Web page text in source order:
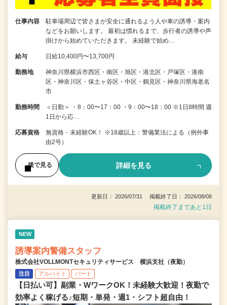
仕事内容
駐車場周辺で皆さまが安全に通れるよう人や車の誘導・案内
などをお願いします。 最初は慣れるまで、歩行者の誘導や声
掛けから始めていただきます。 未経験で始め…
給与 日給10,400円〜13,700円
勤務地
神奈川県横浜市西区・南区・旭区・港北区・戸塚区・港南
区・神奈川区・保土ヶ谷区・中区・鶴見区・神奈川県海老名
市
勤務時間
＜日勤＞ ・8：00〜17：00 ・9：00〜18：00 ※1日8時間 週
1日から応…
応募資格
無資格・未経験OK！ ※18歳以上：警備業法による（例外事
由2号）
後で見る 詳細を見る
更新日： 2026/07/31 掲載終了日： 2026/08/08
掲載終了まであと1日
NEW
誘導案内警備スタッフ
株式会社VOLLMONTセキュリティサービス 横浜支社（夜勤）
注目 アルバイト パート
【日払い可】副業・WワークOK！未経験大歓迎！夜勤で
効率よく稼げる♪短期・単発・週1・シフト超自由！